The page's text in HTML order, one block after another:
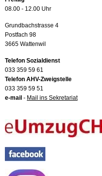
08.00 - 12.00 Uhr
Grundbachstrasse 4
Postfach 98
3665 Wattenwil
Telefon Sozialdienst
033 359 59 61
Telefon AHV-Zweigstelle
033 359 59 51
e-mail - Mail ins Sekretariat